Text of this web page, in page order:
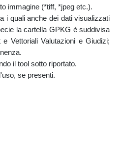
immagine (*tiff, *jpeg etc.).
i quali anche dei dati visualizzati
la cartella GPKG è suddivisa
Vettoriali Valutazioni e Giudizi;
il tool sotto riportato.
se presenti.